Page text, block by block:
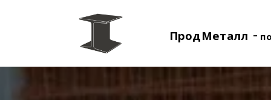
ПродМеталл -